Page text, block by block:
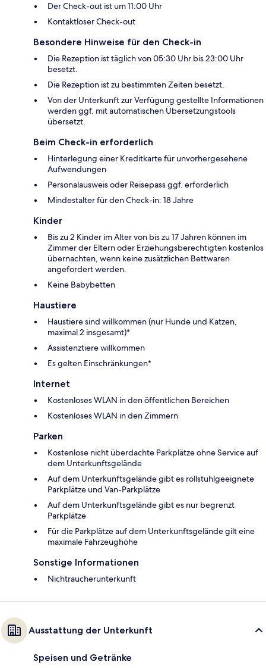
Der Check-out ist um 11:00 Uhr
Kontaktloser Check-out
Besondere Hinweise für den Check-in
Die Rezeption ist täglich von 05:30 Uhr bis 23:00 Uhr
besetzt.
Die Rezeption ist zu bestimmten Zeiten besetzt.
Von der Unterkunft zur Verfügung gestellte Informationen
werden ggf. mit automatischen Übersetzungstools
übersetzt.
Beim Check-in erforderlich
Hinterlegung einer Kreditkarte für unvorhergesehene
Aufwendungen
Personalausweis oder Reisepass ggf. erforderlich
Mindestalter für den Check-in: 18 Jahre
Kinder
Bis zu 2 Kinder im Alter von bis zu 17 Jahren können im
Zimmer der Eltern oder Erziehungsberechtigten kostenlos
übernachten, wenn keine zusätzlichen Bettwaren
angefordert werden.
Keine Babybetten
Haustiere
Haustiere sind willkommen (nur Hunde und Katzen,
maximal 2 insgesamt)*
Assistenztiere willkommen
Es gelten Einschränkungen*
Internet
Kostenloses WLAN in den öffentlichen Bereichen
Kostenloses WLAN in den Zimmern
Parken
Kostenlose nicht überdachte Parkplätze ohne Service auf
dem Unterkunftsgelände
Auf dem Unterkunftsgelände gibt es rollstuhlgeeignete
Parkplätze und Van-Parkplätze
Auf dem Unterkunftsgelände gibt es nur begrenzt
Parkplätze
Für die Parkplätze auf dem Unterkunftsgelände gilt eine
maximale Fahrzeughöhe
Sonstige Informationen
Nichtraucherunterkunft
Ausstattung der Unterkunft
Speisen und Getränke